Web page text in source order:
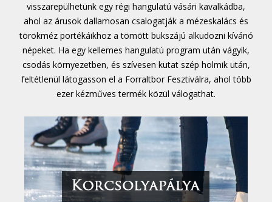
visszarepülhetünk egy régi hangulatú vásári kavalkádba,
ahol az árusok dallamosan csalogatják a mézeskalács és
törökméz portékáikhoz a tömött bukszájú alkudozni kívánó
népeket. Ha egy kellemes hangulatú program után vágyik,
csodás környezetben, és szívesen kutat szép holmik után,
feltétlenül látogasson el a Forraltbor Fesztiválra, ahol több
ezer kézműves termék közül válogathat.